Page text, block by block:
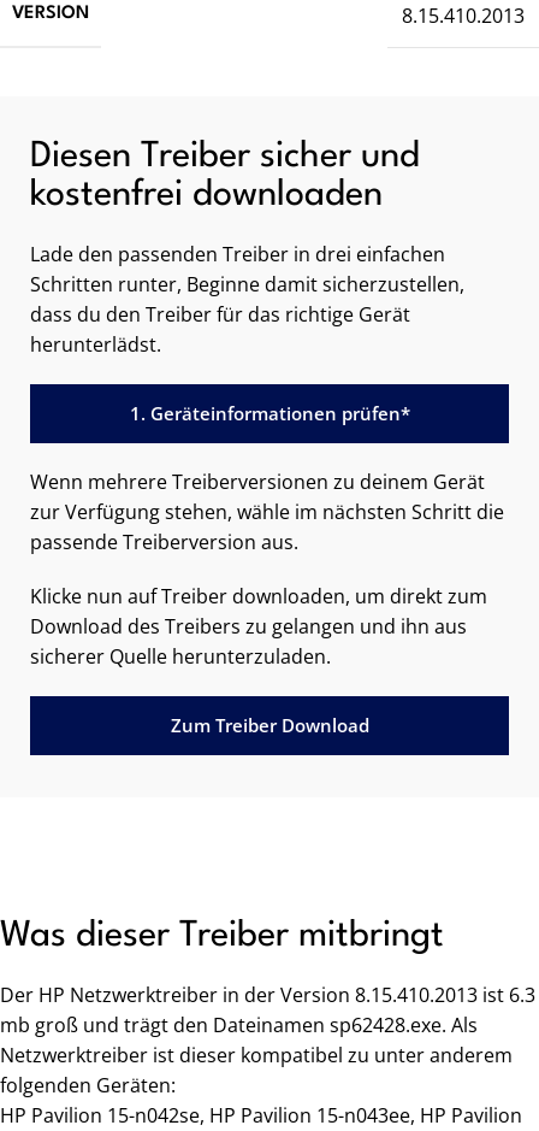
VERSION 8.15.410.2013
Diesen Treiber sicher und
kostenfrei downloaden
Lade den passenden Treiber in drei einfachen
Schritten runter, Beginne damit sicherzustellen,
dass du den Treiber für das richtige Gerät
herunterlädst.
1. Geräteinformationen prüfen*
Wenn mehrere Treiberversionen zu deinem Gerät
zur Verfügung stehen, wähle im nächsten Schritt die
passende Treiberversion aus.
Klicke nun auf Treiber downloaden, um direkt zum
Download des Treibers zu gelangen und ihn aus
sicherer Quelle herunterzuladen.
Zum Treiber Download
Was dieser Treiber mitbringt
Der HP Netzwerktreiber in der Version 8.15.410.2013 ist 6.3
mb groß und trägt den Dateinamen sp62428.exe. Als
Netzwerktreiber ist dieser kompatibel zu unter anderem
folgenden Geräten:
HP Pavilion 15-n042se, HP Pavilion 15-n043ee, HP Pavilion